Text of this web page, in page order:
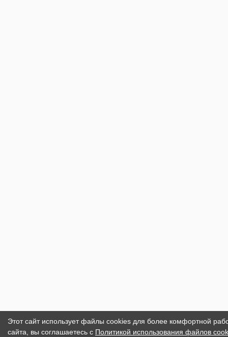
Этот сайт использует файлы cookies для более комфортной
сайта, вы соглашаетесь с Политикой использования файлов